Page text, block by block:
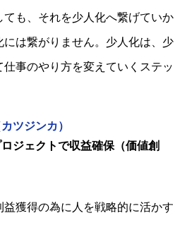
も、それを少人化へ繋げていか
には繋がりません。少人化は、少
事のやり方を変えていくステッ
ツジンカ）
ジェクトで収益確保（価値創
獲得の為に人を戦略的に活かす